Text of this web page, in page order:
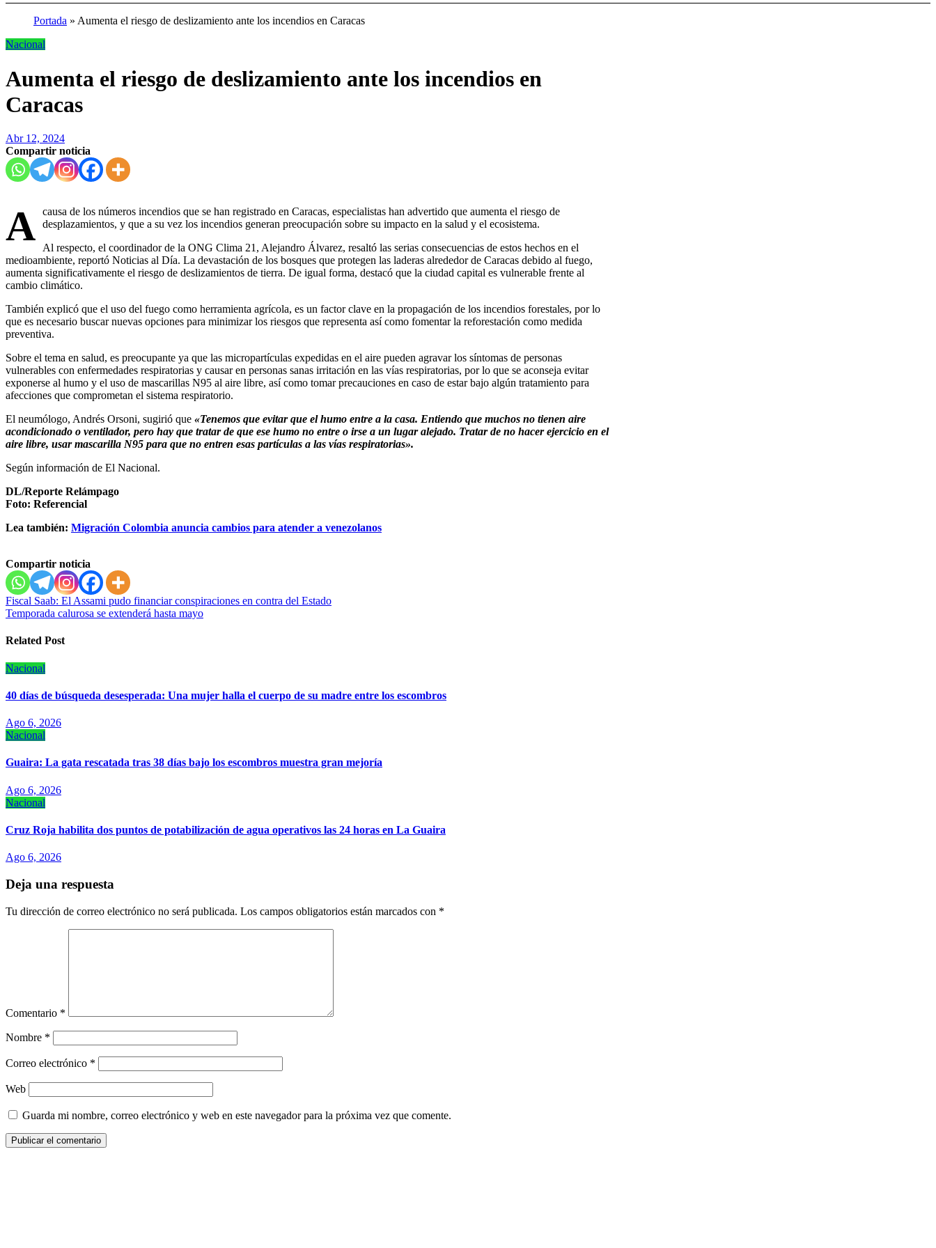
Portada » Aumenta el riesgo de deslizamiento ante los incendios en Caracas
Nacional
Aumenta el riesgo de deslizamiento ante los incendios en
Caracas
Abr 12, 2024
Compartir noticia
A causa de los números incendios que se han registrado en Caracas, especialistas han advertido que aumenta el riesgo de
desplazamientos, y que a su vez los incendios generan preocupación sobre su impacto en la salud y el ecosistema.
Al respecto, el coordinador de la ONG Clima 21, Alejandro Álvarez, resaltó las serias consecuencias de estos hechos en el
medioambiente, reportó Noticias al Día. La devastación de los bosques que protegen las laderas alrededor de Caracas debido al fuego,
aumenta significativamente el riesgo de deslizamientos de tierra. De igual forma, destacó que la ciudad capital es vulnerable frente al
cambio climático.
También explicó que el uso del fuego como herramienta agrícola, es un factor clave en la propagación de los incendios forestales, por lo
que es necesario buscar nuevas opciones para minimizar los riesgos que representa así como fomentar la reforestación como medida
preventiva.
Sobre el tema en salud, es preocupante ya que las micropartículas expedidas en el aire pueden agravar los síntomas de personas
vulnerables con enfermedades respiratorias y causar en personas sanas irritación en las vías respiratorias, por lo que se aconseja evitar
exponerse al humo y el uso de mascarillas N95 al aire libre, así como tomar precauciones en caso de estar bajo algún tratamiento para
afecciones que comprometan el sistema respiratorio.
El neumólogo, Andrés Orsoni, sugirió que «Tenemos que evitar que el humo entre a la casa. Entiendo que muchos no tienen aire
acondicionado o ventilador, pero hay que tratar de que ese humo no entre o irse a un lugar alejado. Tratar de no hacer ejercicio en el
aire libre, usar mascarilla N95 para que no entren esas partículas a las vías respiratorias».
Según información de El Nacional.
DL/Reporte Relámpago
Foto: Referencial
Lea también: Migración Colombia anuncia cambios para atender a venezolanos
Compartir noticia
Navegación
de
entradas
Fiscal Saab: El Assami pudo financiar conspiraciones en contra del Estado
Temporada calurosa se extenderá hasta mayo
Related Post
Nacional
40 días de búsqueda desesperada: Una mujer halla el cuerpo de su madre entre los escombros
Ago 6, 2026
Nacional
Guaira: La gata rescatada tras 38 días bajo los escombros muestra gran mejoría
Ago 6, 2026
Nacional
Cruz Roja habilita dos puntos de potabilización de agua operativos las 24 horas en La Guaira
Ago 6, 2026
Deja una respuesta
Tu dirección de correo electrónico no será publicada. Los campos obligatorios están marcados con *
Comentario *
Nombre *
Correo electrónico *
Web
Guarda mi nombre, correo electrónico y web en este navegador para la próxima vez que comente.